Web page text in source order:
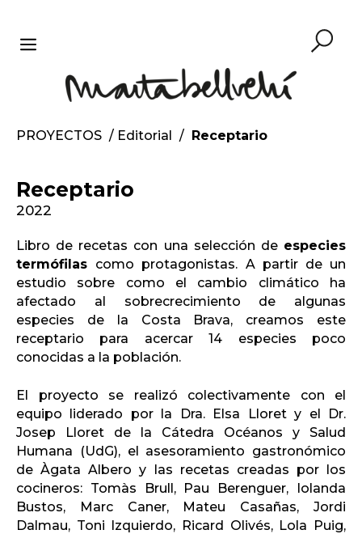
contenido
MENÚ
PROYECTOS / Editorial / Receptario
Receptario
2022
Libro de recetas con una selección de especies
termófilas como protagonistas. A partir de un
estudio sobre como el cambio climático ha
afectado al sobrecrecimiento de algunas
especies de la Costa Brava, creamos este
receptario para acercar 14 especies poco
conocidas a la población.
El proyecto se realizó colectivamente con el
equipo liderado por la Dra. Elsa Lloret y el Dr.
Josep Lloret de la Cátedra Océanos y Salud
Humana (UdG), el asesoramiento gastronómico
de Àgata Albero y las recetas creadas por los
cocineros: Tomàs Brull, Pau Berenguer, Iolanda
Bustos, Marc Caner, Mateu Casañas, Jordi
Dalmau, Toni Izquierdo, Ricard Olivés, Lola Puig,